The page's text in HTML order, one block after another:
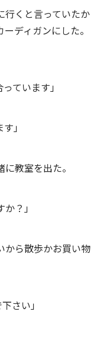
行くと言っていたか
ディガンにした。
ています」
」
教室を出た。
？」
から散歩かお買い物
さい」